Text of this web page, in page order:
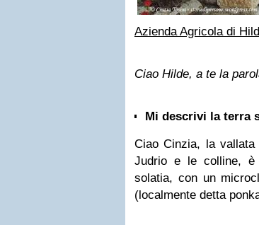
Azienda Agricola di
Ciao Hilde, a te la
Mi descrivi la terra
Ciao Cinzia, la
Judrio e le colline,
solatia, con un
(localmente detta